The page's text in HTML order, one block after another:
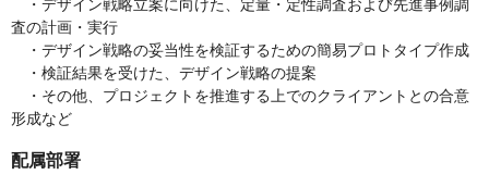
・デザイン戦略立案に向けた、定量・定性調査および先進事例調
査の計画・実行
・デザイン戦略の妥当性を検証するための簡易プロトタイプ作成
・検証結果を受けた、デザイン戦略の提案
・その他、プロジェクトを推進する上でのクライアントとの合意
形成など
配属部署